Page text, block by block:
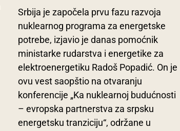
Srbija je započela prvu fazu razvoja
nuklearnog programa za energetske
potrebe, izjavio je danas pomoćnik
ministarke rudarstva i energetike za
elektroenergetiku Radoš Popadić. On je
ovu vest saopštio na otvaranju
konferencije „Ka nuklearnoj budućnosti
– evropska partnerstva za srpsku
energetsku tranziciju“, održane u